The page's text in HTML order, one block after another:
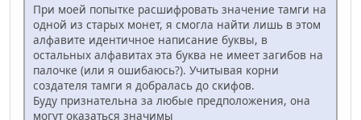
При моей попытке расшифровать значение тамги на
одной из старых монет, я смогла найти лишь в этом
алфавите идентичное написание буквы, в
остальных алфавитах эта буква не имеет загибов на
палочке (или я ошибаюсь?). Учитывая корни
создателя тамги я добралась до скифов.
Буду признательна за любые предположения, она
могут оказаться значимы